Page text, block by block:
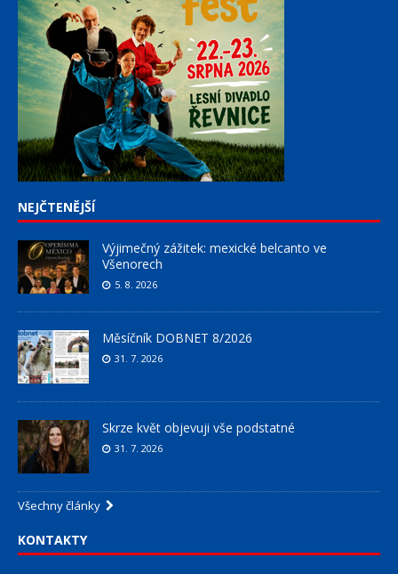
NEJČTENĚJŠÍ
Výjimečný zážitek: mexické belcanto ve
Všenorech
5. 8. 2026
Měsíčník DOBNET 8/2026
31. 7. 2026
Skrze květ objevuji vše podstatné
31. 7. 2026
Všechny články
KONTAKTY